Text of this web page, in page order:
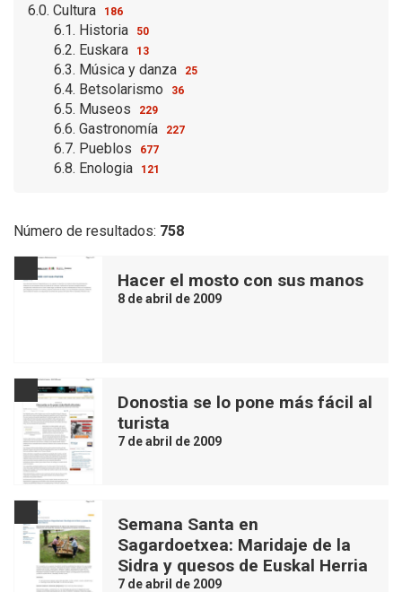
6.0. Cultura 186
6.1. Historia 50
6.2. Euskara 13
6.3. Música y danza 25
6.4. Betsolarismo 36
6.5. Museos 229
6.6. Gastronomía 227
6.7. Pueblos 677
6.8. Enologia 121
Número de resultados: 758
Hacer el mosto con sus manos
8 de abril de 2009
Donostia se lo pone más fácil al
turista
7 de abril de 2009
Semana Santa en
Sagardoetxea: Maridaje de la
Sidra y quesos de Euskal Herria
7 de abril de 2009